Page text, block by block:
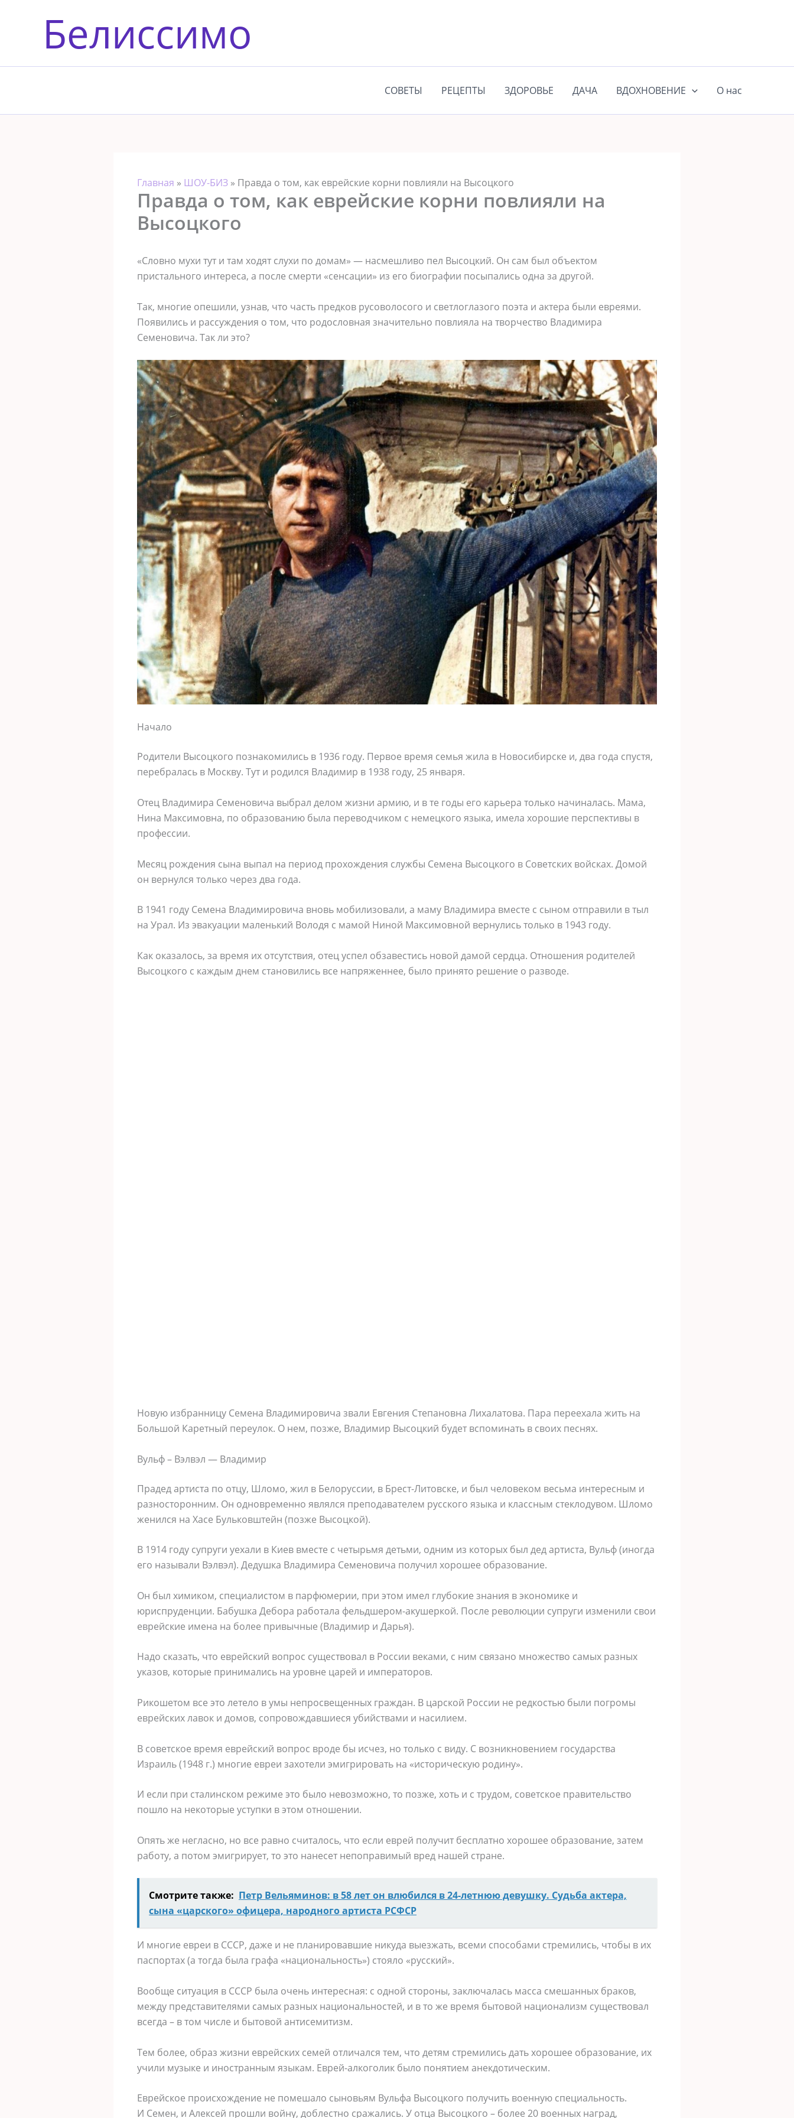
содержимомуБелиссимо
СОВЕТЫ РЕЦЕПТЫ ЗДОРОВЬЕ ДАЧА ВДОХНОВЕНИЕ О нас
Главная » ШОУ-БИЗ » Правда о том, как еврейские корни повлияли на Высоцкого
Правда о том, как еврейские корни повлияли на
Высоцкого
«Словно мухи тут и там ходят слухи по домам» — насмешливо пел Высоцкий. Он сам был объектом
пристального интереса, а после смерти «сенсации» из его биографии посыпались одна за другой.
Так, многие опешили, узнав, что часть предков русоволосого и светлоглазого поэта и актера были евреями.
Появились и рассуждения о том, что родословная значительно повлияла на творчество Владимира
Семеновича. Так ли это?
Начало
Родители Высоцкого познакомились в 1936 году. Первое время семья жила в Новосибирске и, два года спустя,
перебралась в Москву. Тут и родился Владимир в 1938 году, 25 января.
Отец Владимира Семеновича выбрал делом жизни армию, и в те годы его карьера только начиналась. Мама,
Нина Максимовна, по образованию была переводчиком с немецкого языка, имела хорошие перспективы в
профессии.
Месяц рождения сына выпал на период прохождения службы Семена Высоцкого в Советских войсках. Домой
он вернулся только через два года.
В 1941 году Семена Владимировича вновь мобилизовали, а маму Владимира вместе с сыном отправили в тыл
на Урал. Из эвакуации маленький Володя с мамой Ниной Максимовной вернулись только в 1943 году.
Как оказалось, за время их отсутствия, отец успел обзавестись новой дамой сердца. Отношения родителей
Высоцкого с каждым днем становились все напряженнее, было принято решение о разводе.
Новую избранницу Семена Владимировича звали Евгения Степановна Лихалатова. Пара переехала жить на
Большой Каретный переулок. О нем, позже, Владимир Высоцкий будет вспоминать в своих песнях.
Вульф – Вэлвэл — Владимир
Прадед артиста по отцу, Шломо, жил в Белоруссии, в Брест-Литовске, и был человеком весьма интересным и
разносторонним. Он одновременно являлся преподавателем русского языка и классным стеклодувом. Шломо
женился на Хасе Бульковштейн (позже Высоцкой).
В 1914 году супруги уехали в Киев вместе с четырьмя детьми, одним из которых был дед артиста, Вульф (иногда
его называли Вэлвэл). Дедушка Владимира Семеновича получил хорошее образование.
Он был химиком, специалистом в парфюмерии, при этом имел глубокие знания в экономике и
юриспруденции. Бабушка Дебора работала фельдшером-акушеркой. После революции супруги изменили свои
еврейские имена на более привычные (Владимир и Дарья).
Надо сказать, что еврейский вопрос существовал в России веками, с ним связано множество самых разных
указов, которые принимались на уровне царей и императоров.
Рикошетом все это летело в умы непросвещенных граждан. В царской России не редкостью были погромы
еврейских лавок и домов, сопровождавшиеся убийствами и насилием.
В советское время еврейский вопрос вроде бы исчез, но только с виду. С возникновением государства
Израиль (1948 г.) многие евреи захотели эмигрировать на «историческую родину».
И если при сталинском режиме это было невозможно, то позже, хоть и с трудом, советское правительство
пошло на некоторые уступки в этом отношении.
Опять же негласно, но все равно считалось, что если еврей получит бесплатно хорошее образование, затем
работу, а потом эмигрирует, то это нанесет непоправимый вред нашей стране.
Смотрите также: Петр Вельяминов: в 58 лет он влюбился в 24-летнюю девушку. Судьба актера,
сына «царского» офицера, народного артиста РСФСР
И многие евреи в СССР, даже и не планировавшие никуда выезжать, всеми способами стремились, чтобы в их
паспортах (а тогда была графа «национальность») стояло «русский».
Вообще ситуация в СССР была очень интересная: с одной стороны, заключалась масса смешанных браков,
между представителями самых разных национальностей, и в то же время бытовой национализм существовал
всегда – в том числе и бытовой антисемитизм.
Тем более, образ жизни еврейских семей отличался тем, что детям стремились дать хорошее образование, их
учили музыке и иностранным языкам. Еврей-алкоголик было понятием анекдотическим.
Еврейское происхождение не помешало сыновьям Вульфа Высоцкого получить военную специальность.
И Семен, и Алексей прошли войну, доблестно сражались. У отца Высоцкого – более 20 военных наград,